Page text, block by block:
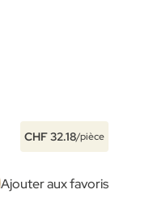
CHF 32.18/pièce
Ajouter aux favoris